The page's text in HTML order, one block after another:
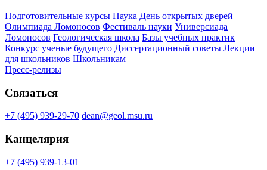
Подготовительные курсы Наука День открытых дверей
Олимпиада Ломоносов Фестиваль науки Универсиада
Ломоносов Геологическая школа Базы учебных практик
Конкурс ученые будущего Диссертационный советы Лекции
для школьников Школьникам
Пресс-релизы
Связаться
+7 (495) 939-29-70 dean@geol.msu.ru
Канцелярия
+7 (495) 939-13-01